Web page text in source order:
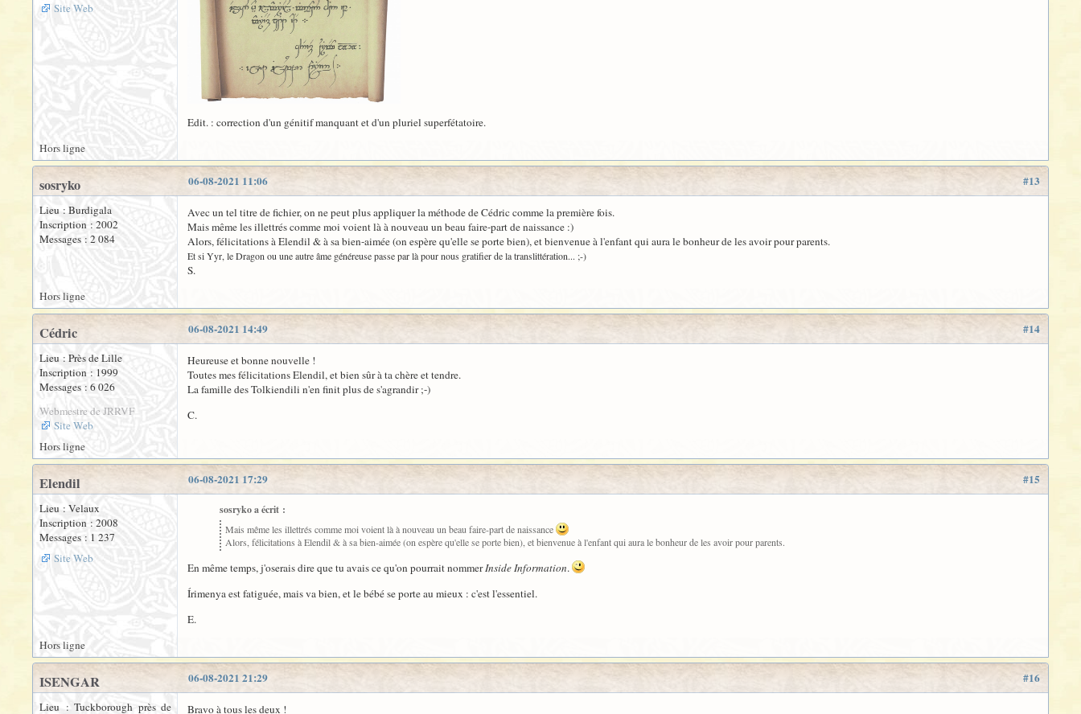
Site Web
Edit. : correction d'un génitif manquant et d'un pluriel superfétatoire.
Hors ligne
#13
06-08-2021 11:06
sosryko
Lieu : Burdigala
Inscription : 2002
Messages : 2 084
Avec un tel titre de fichier, on ne peut plus appliquer la méthode de Cédric comme la première fois.
Mais même les illettrés comme moi voient là à nouveau un beau faire-part de naissance :)
Alors, félicitations à Elendil & à sa bien-aimée (on espère qu'elle se porte bien), et bienvenue à l'enfant qui aura le bonheur de les avoir pour parents.
Et si Yyr, le Dragon ou une autre âme généreuse passe par là pour nous gratifier de la translittération... ;-)
S.
Hors ligne
#14
06-08-2021 14:49
Cédric
Lieu : Près de Lille
Inscription : 1999
Messages : 6 026
Webmestre de JRRVF
Site Web
Heureuse et bonne nouvelle !
Toutes mes félicitations Elendil, et bien sûr à ta chère et tendre.
La famille des Tolkiendili n'en finit plus de s'agrandir ;-)
C.
Hors ligne
#15
06-08-2021 17:29
Elendil
Lieu : Velaux
Inscription : 2008
Messages : 1 237
Site Web
sosryko a écrit :
Mais même les illettrés comme moi voient là à nouveau un beau faire-part de naissance
Alors, félicitations à Elendil & à sa bien-aimée (on espère qu'elle se porte bien), et bienvenue à l'enfant qui aura le bonheur de les avoir pour parents.
En même temps, j'oserais dire que tu avais ce qu'on pourrait nommerInside Information.
Írimenya est fatiguée, mais va bien, et le bébé se porte au mieux : c'est l'essentiel.
E.
Hors ligne
#16
06-08-2021 21:29
ISENGAR
Lieu : Tuckborough près de
Bravo à tous les deux !